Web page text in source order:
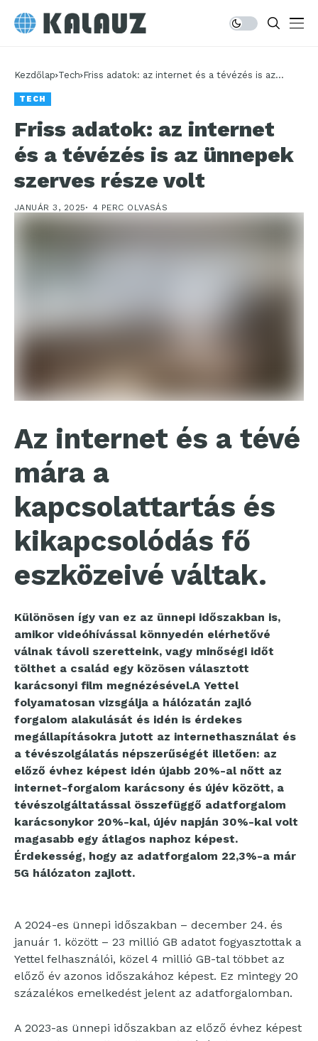
Kezdőlap Tech Friss adatok: az internet és a tévézés is az
TECH
Friss adatok: az internet
és a tévézés is az ünnepek
szerves része volt
JANUÁR 3, 2025 4 PERC OLVASÁS
Az internet és a tévé
mára a
kapcsolattartás és
kikapcsolódás fő
eszközeivé váltak.
Különösen így van ez az ünnepi időszakban is,
amikor videóhívással könnyedén elérhetővé
válnak távoli szeretteink, vagy minőségi időt
tölthet a család egy közösen választott
karácsonyi film megnézésével.A Yettel
folyamatosan vizsgálja a hálózatán zajló
forgalom alakulását és idén is érdekes
megállapításokra jutott az internethasználat és
a tévészolgálatás népszerűségét illetően: az
előző évhez képest idén újabb 20%-al nőtt az
internet-forgalom karácsony és újév között, a
tévészolgáltatással összefüggő adatforgalom
karácsonykor 20%-kal, újév napján 30%-kal volt
magasabb egy átlagos naphoz képest.
Érdekesség, hogy az adatforgalom 22,3%-a már
5G hálózaton zajlott.
A 2024-es ünnepi időszakban – december 24. és
január 1. között – 23 millió GB adatot fogyasztottak a
Yettel felhasználói, közel 4 millió GB-tal többet az
előző év azonos időszakához képest. Ez mintegy 20
százalékos emelkedést jelent az adatforgalomban.
A 2023-as ünnepi időszakban az előző évhez képest